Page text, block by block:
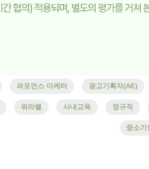
퍼포먼스 마케터 광고기획자(AE)
워라밸 사내교육 정규직
중소기